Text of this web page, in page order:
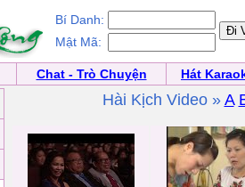
Bí Danh:
Mật Mã:
Chat - Trò Chuyện Hát
Hài Kịch Video » A